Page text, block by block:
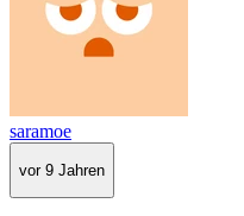
saramoe
vor 9 Jahren